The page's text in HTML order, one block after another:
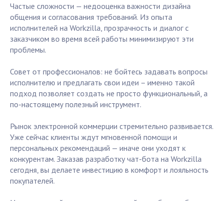
Частые сложности — недооценка важности дизайна
общения и согласования требований. Из опыта
исполнителей на Workzilla, прозрачность и диалог с
заказчиком во время всей работы минимизируют эти
проблемы.
Совет от профессионалов: не бойтесь задавать вопросы
исполнителю и предлагать свои идеи – именно такой
подход позволяет создать не просто функциональный, а
по-настоящему полезный инструмент.
Рынок электронной коммерции стремительно развивается.
Уже сейчас клиенты ждут мгновенной помощи и
персональных рекомендаций — иначе они уходят к
конкурентам. Заказав разработку чат-бота на Workzilla
сегодня, вы делаете инвестицию в комфорт и лояльность
покупателей.